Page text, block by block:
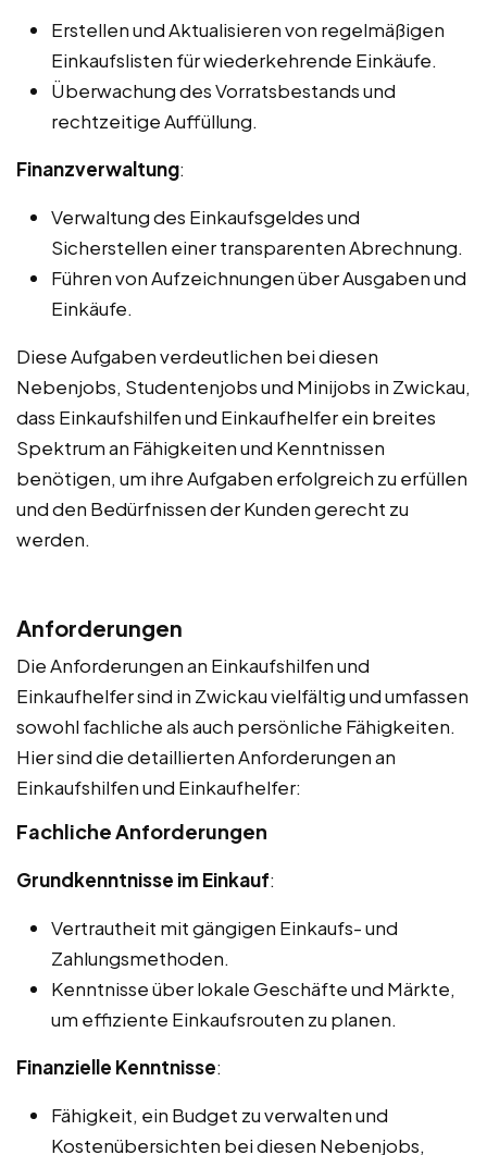
Erstellen und Aktualisieren von regelmäßigen
Einkaufslisten für wiederkehrende Einkäufe.
Überwachung des Vorratsbestands und
rechtzeitige Auffüllung.
Finanzverwaltung:
Verwaltung des Einkaufsgeldes und
Sicherstellen einer transparenten Abrechnung.
Führen von Aufzeichnungen über Ausgaben und
Einkäufe.
Diese Aufgaben verdeutlichen bei diesen
Nebenjobs, Studentenjobs und Minijobs in Zwickau,
dass Einkaufshilfen und Einkaufhelfer ein breites
Spektrum an Fähigkeiten und Kenntnissen
benötigen, um ihre Aufgaben erfolgreich zu erfüllen
und den Bedürfnissen der Kunden gerecht zu
werden.
Anforderungen
Die Anforderungen an Einkaufshilfen und
Einkaufhelfer sind in Zwickau vielfältig und umfassen
sowohl fachliche als auch persönliche Fähigkeiten.
Hier sind die detaillierten Anforderungen an
Einkaufshilfen und Einkaufhelfer:
Fachliche Anforderungen
Grundkenntnisse im Einkauf:
Vertrautheit mit gängigen Einkaufs- und
Zahlungsmethoden.
Kenntnisse über lokale Geschäfte und Märkte,
um effiziente Einkaufsrouten zu planen.
Finanzielle Kenntnisse:
Fähigkeit, ein Budget zu verwalten und
Kostenübersichten bei diesen Nebenjobs,